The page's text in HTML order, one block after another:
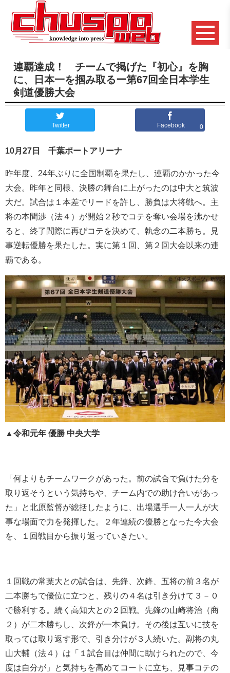
連覇達成！ チームで掲げた『初心』を胸
に、日本一を掴み取るー第67回全日本学生
剣道優勝大会
Twitter Facebook 0
10月27日 千葉ポートアリーナ
昨年度、24年ぶりに全国制覇を果たし、連覇のかかった今
大会。昨年と同様、決勝の舞台に上がったのは中大と筑波
大だ。試合は１本差でリードを許し、勝負は大将戦へ。主
将の本間渉（法４）が開始２秒でコテを奪い会場を沸かせ
ると、終了間際に再びコテを決めて、執念の二本勝ち。見
事逆転優勝を果たした。実に第１回、第２回大会以来の連
覇である。
▲令和元年 優勝 中央大学
「何よりもチームワークがあった。前の試合で負けた分を
取り返そうという気持ちや、チーム内での助け合いがあっ
た」と北原監督が総括したように、出場選手一人一人が大
事な場面で力を発揮した。２年連続の優勝となった今大会
を、１回戦目から振り返っていきたい。
１回戦の常葉大との試合は、先鋒、次鋒、五将の前３名が
二本勝ちで優位に立つと、残りの４名は引き分けて３－０
で勝利する。続く高知大との２回戦。先鋒の山崎将治（商
２）が二本勝ちし、次鋒が一本負け。その後は互いに技を
取っては取り返す形で、引き分けが３人続いた。副将の丸
山大輔（法４）は「１試合目は仲間に助けられたので、今
度は自分が」と気持ちを高めてコートに立ち、見事コテの